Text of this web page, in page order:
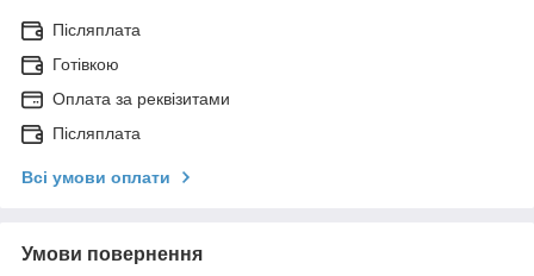
Післяплата
Готівкою
Оплата за реквізитами
Післяплата
Всі умови оплати
Умови повернення